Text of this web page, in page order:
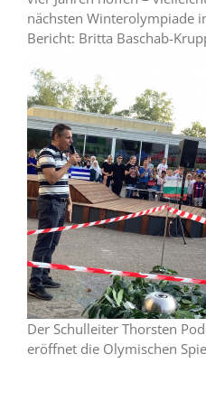
nächsten Winterolympiade
Bericht: Britta Baschab-
Der Schulleiter Thorsten
eröffnet die Olymischen